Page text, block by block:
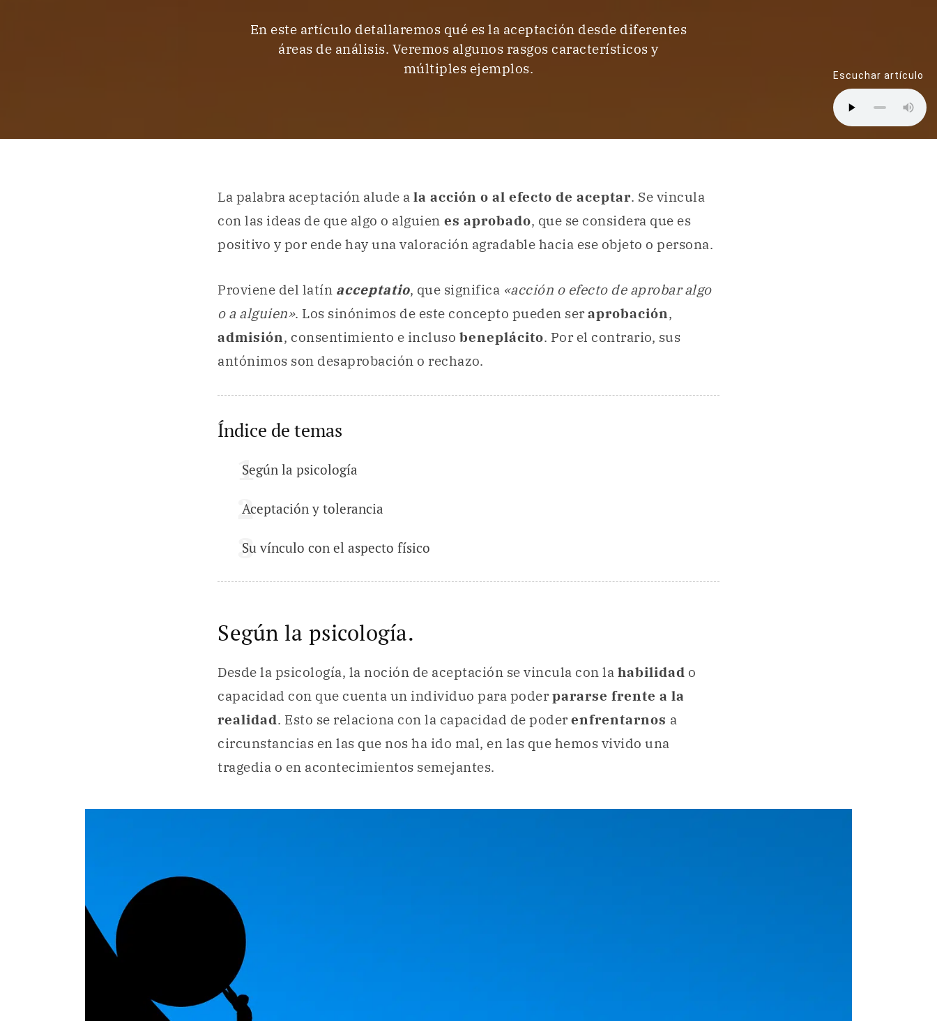
En este artículo detallaremos qué es la aceptación desde diferentes
áreas de análisis. Veremos algunos rasgos característicos y
múltiples ejemplos.
Escuchar artículo
La palabra aceptación alude a la acción o al efecto de aceptar. Se vincula
con las ideas de que algo o alguien es aprobado, que se considera que es
positivo y por ende hay una valoración agradable hacia ese objeto o persona.
Proviene del latín acceptatio, que significa «acción o efecto de aprobar algo
o a alguien». Los sinónimos de este concepto pueden seraprobación,
admisión, consentimiento e incluso beneplácito. Por el contrario, sus
antónimos son desaprobación o rechazo.
Índice de temas
Según la psicología
Aceptación y tolerancia
Su vínculo con el aspecto físico
Según la psicología.
Desde la psicología, la noción de aceptación se vincula con la habilidad o
capacidad con que cuenta un individuo para poderpararse frente a la
realidad. Esto se relaciona con la capacidad de poderenfrentarnos a
circunstancias en las que nos ha ido mal, en las que hemos vivido una
tragedia o en acontecimientos semejantes.